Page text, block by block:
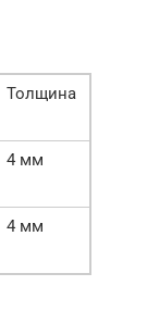
Толщина
4 мм
4 мм